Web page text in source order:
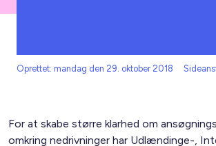
Oprettet: mandag den 29. oktober 2018
For at skabe større klarhed om
omkring nedrivninger har Udlændinge-,